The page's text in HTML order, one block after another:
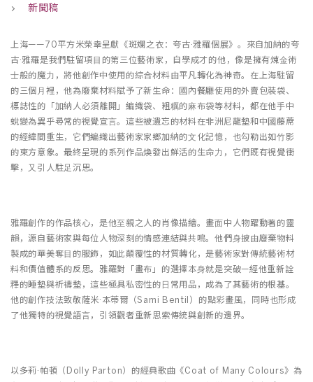
新聞稿
上海——70平⽅米榮幸呈獻《斑斕之衣：夸古·雅羅個展》。來⾃加納的夸
古·雅羅是我們駐留項⽬的第三位藝術家，⾃學成才的他，像是擁有煉⾦術
⼠般的魔⼒，將他創作中使⽤的綜合材料由平凡轉化為神奇。在上海駐留
的三個⽉裡，他為廢棄材料賦予了新⽣命：國內餐廳使⽤的外賣包裝袋、
標誌性的「加納⼈必須離開」編織袋、粗糲的⿇布袋等材料，都在他⼿中
蛻變為異乎尋常的視覺宣⾔。這些被遺忘的材料在非洲尼龍墊和中國藤蓆
的經緯間重⽣，它們編織出藝術家家鄉加納的⽂化記憶，也勾勒出如⽵影
的東⽅意象。最終呈現的系列作品煥發出鮮活的⽣命⼒，它們既有視覺衝
擊，⼜引⼈駐⾜沉思。
雅羅創作的作品核⼼，是他⾄親之⼈的肖像描繪。畫⾯中⼈物躍動著的靈
韻，源⾃藝術家與每位⼈物深刻的情感連結與共鳴。他們⾝披由廢棄物料
製成的華美奪⽬的服飾，如此顛覆性的材質轉化，是藝術家對傳統藝術材
料和價值體系的反思。雅羅對「畫布」的選擇本⾝就是突破—經他重新詮
釋的睡墊與祈禱墊，這些極具私密性的⽇常⽤品，成為了其藝術的根基。
他的創作技法致敬薩米·本蒂爾（Sami Bentil）的點彩畫風，同時也形成
了他獨特的視覺語⾔，引領觀者重新思索傳統與創新的邊界。
以多莉·帕頓（Dolly Parton）的經典歌曲《Coat of Many Colours》為